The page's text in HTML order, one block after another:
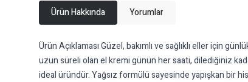
Ürün Hakkında Yorumlar
Ürün Açıklaması Güzel, bakımlı ve sağlıklı eller için
uzun süreli olan el kremi günün her saati, dilediğiniz
ideal üründür. Yağsız formülü sayesinde yapışkan bir